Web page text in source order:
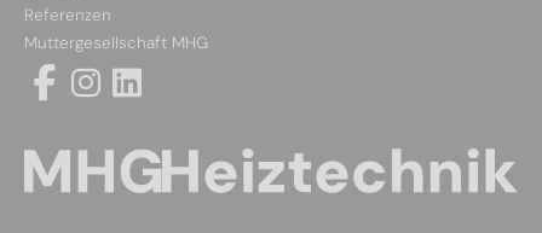
Referenzen
Muttergesellschaft MHG